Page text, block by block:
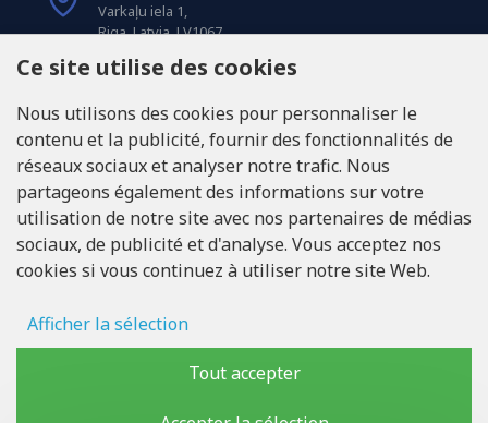
Varkaļu iela 1,
Riga, Latvia, LV1067
Tel: +371 20371100
INFO@LUKONS.COM
COORDONNÉES DE L'ENTREPRISE
RITONE Sarl
Numéro de TVA LV40103717618
Ce site utilise des cookies
Nous utilisons des cookies pour personnaliser le
contenu et la publicité, fournir des fonctionnalités de
réseaux sociaux et analyser notre trafic. Nous
partageons également des informations sur votre
utilisation de notre site avec nos partenaires de médias
sociaux, de publicité et d'analyse. Vous acceptez nos
cookies si vous continuez à utiliser notre site Web.
Afficher la sélection
Stockage des publicités
Données d'utilisateur
Tout accepter